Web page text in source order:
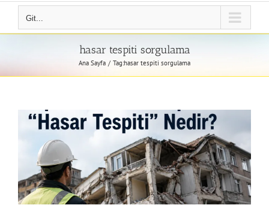
Git...
hasar tespiti sorgulama
Ana Sayfa Tag:hasar tespiti sorgulama